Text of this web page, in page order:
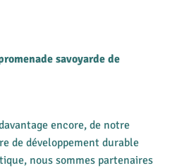
savoyarde de
encore, de notre
de développement durable
nous sommes partenaires